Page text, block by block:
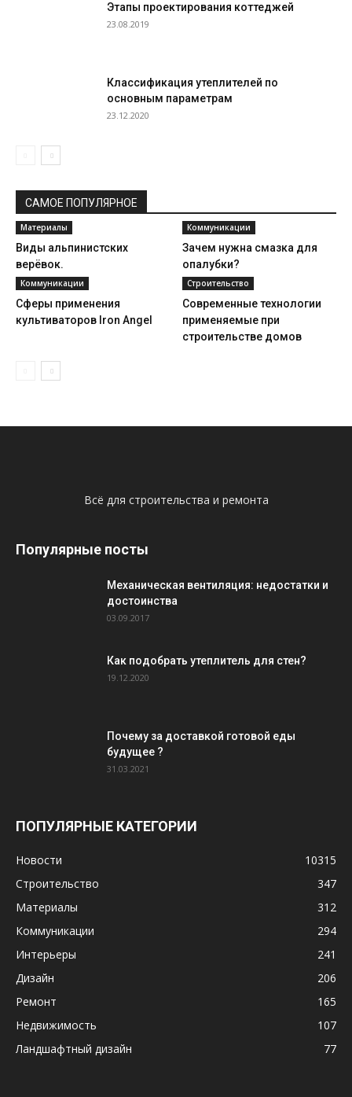
Этапы проектирования коттеджей
23.08.2019
Классификация утеплителей по
основным параметрам
23.12.2020
САМОЕ ПОПУЛЯРНОЕ
Материалы
Виды альпинистских
верёвок.
Коммуникации
Зачем нужна смазка для
опалубки?
Коммуникации
Сферы применения
культиваторов Iron Angel
Строительство
Современные технологии
применяемые при
строительстве домов
Всё для строительства и ремонта
Популярные посты
Механическая вентиляция: недостатки и
достоинства
03.09.2017
Как подобрать утеплитель для стен?
19.12.2020
Почему за доставкой готовой еды
будущее ?
31.03.2021
ПОПУЛЯРНЫЕ КАТЕГОРИИ
Новости
10315
Строительство
347
Материалы
312
Коммуникации
294
Интерьеры
241
Дизайн
206
Ремонт
165
Недвижимость
107
Ландшафтный дизайн
77